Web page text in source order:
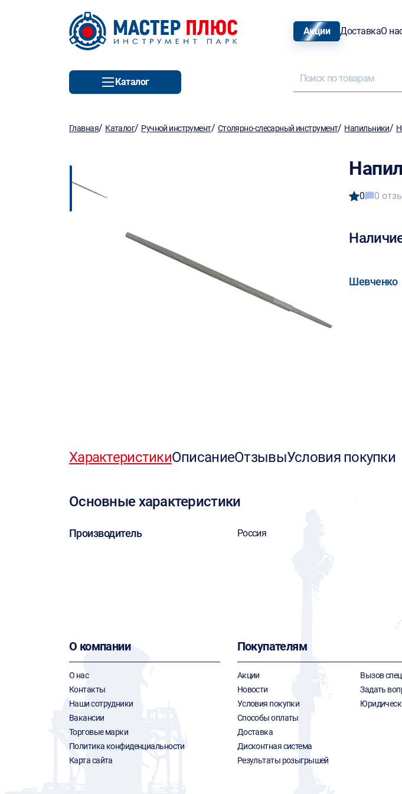
Акции ДоставкаО
Каталог
Главная/ Каталог/ Ручной инструмент/ Столярно-слесарный инструмент/ Напильники/
0 0
Шевченко
ХарактеристикиОписаниеОтзывыУсловия покупки
Основные характеристики
Производитель Россия
О компании
О нас
Контакты
Наши сотрудники
Вакансии
Торговые марки
Политика конфиденциальности
Карта сайта
Покупателям
Акции
Новости
Условия покупки
Способы оплаты
Доставка
Дисконтная система
Результаты розыгрышей
Вызов
Задать